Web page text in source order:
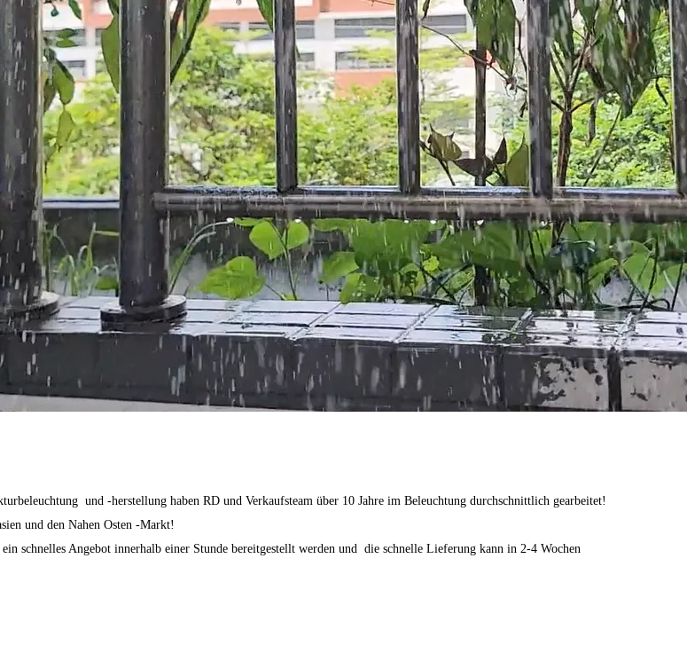
und -herstellung haben RD und Verkaufsteam über 10 Jahre im Beleuchtung durchschnittlich gearbeitet!
und den Nahen Osten -Markt!
schnelles Angebot innerhalb einer Stunde bereitgestellt werden und die schnelle Lieferung kann in 2-4 Wochen